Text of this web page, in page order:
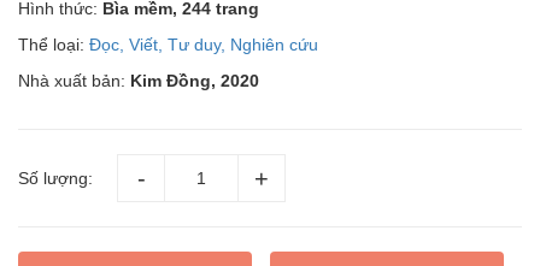
Hình thức: Bìa mềm, 244 trang
Thể loại: Đọc, Viết, Tư duy, Nghiên cứu
Nhà xuất bản: Kim Đồng, 2020
Số lượng: